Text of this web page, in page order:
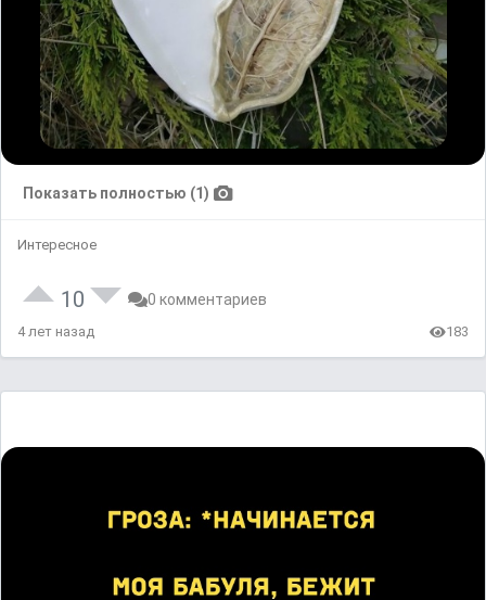
Показать полностью (1)
Интересное
10 0 комментариев
4 лет назад 183